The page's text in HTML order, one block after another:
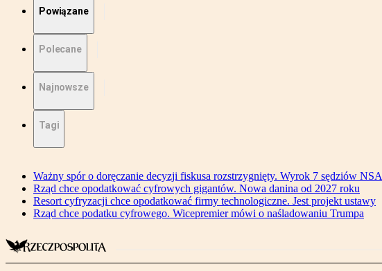
Powiązane
Polecane
Najnowsze
Tagi
Ważny spór o doręczanie decyzji fiskusa rozstrzygnięty. Wyrok 7 sędziów NSA
Rząd chce opodatkować cyfrowych gigantów. Nowa danina od 2027 roku
Resort cyfryzacji chce opodatkować firmy technologiczne. Jest projekt ustawy
Rząd chce podatku cyfrowego. Wicepremier mówi o naśladowaniu Trumpa